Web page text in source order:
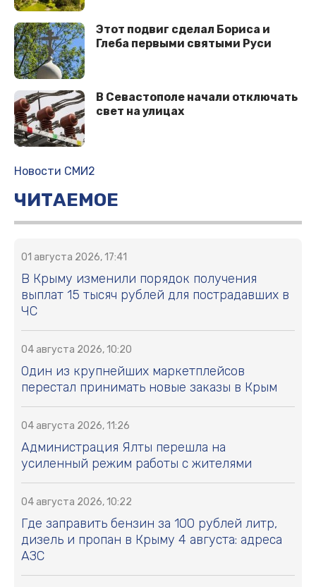
Этот подвиг сделал Бориса и
Глеба первыми святыми Руси
В Севастополе начали отключать
свет на улицах
Новости СМИ2
ЧИТАЕМОЕ
01 августа 2026, 17:41
В Крыму изменили порядок получения
выплат 15 тысяч рублей для пострадавших в
ЧС
04 августа 2026, 10:20
Один из крупнейших маркетплейсов
перестал принимать новые заказы в Крым
04 августа 2026, 11:26
Администрация Ялты перешла на
усиленный режим работы с жителями
04 августа 2026, 10:22
Где заправить бензин за 100 рублей литр,
дизель и пропан в Крыму 4 августа: адреса
АЗС